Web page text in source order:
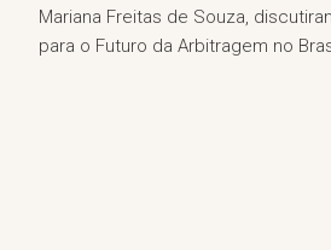
Mariana Freitas de Souza,
para o Futuro da Arbitragem no